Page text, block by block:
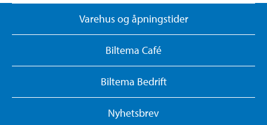
Varehus og åpningstider
Biltema Café
Biltema Bedrift
Nyhetsbrev